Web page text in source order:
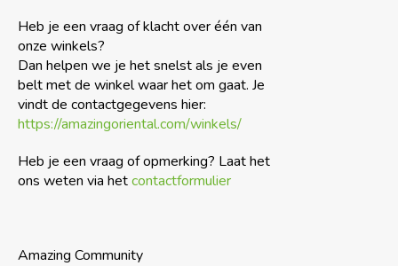
Heb je een vraag of klacht over één van
onze winkels?
Dan helpen we je het snelst als je even
belt met de winkel waar het om gaat. Je
vindt de contactgegevens hier:
https://amazingoriental.com/winkels/
Heb je een vraag of opmerking? Laat het
ons weten via hetcontactformulier
Amazing Community